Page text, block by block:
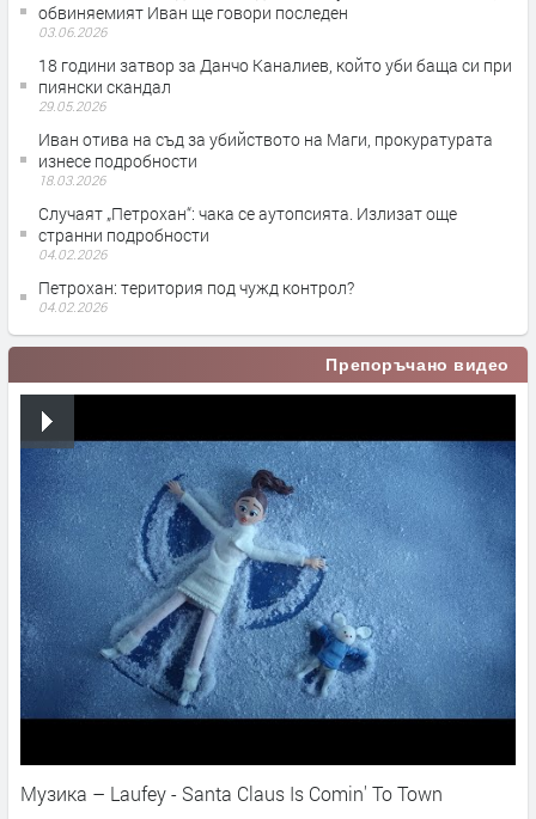
обвиняемият Иван ще говори последен
03.06.2026
18 години затвор за Данчо Каналиев, който уби баща си при
пиянски скандал
29.05.2026
Иван отива на съд за убийството на Маги, прокуратурата
изнесе подробности
18.03.2026
Случаят „Петрохан“: чака се аутопсията. Излизат още
странни подробности
04.02.2026
Петрохан: територия под чужд контрол?
04.02.2026
Препоръчано видео
Музика – Laufey - Santa Claus Is Comin' To Town